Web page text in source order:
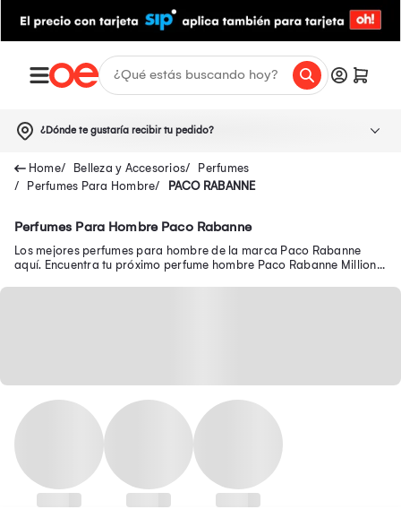
¿Dónde te gustaría recibir tu pedido?
Belleza y Accesorios
Perfumes
Perfumes Para Hombre
PACO RABANNE
Perfumes Para Hombre Paco Rabanne
Los mejores perfumes para hombre de la marca Paco Rabanne
aquí. Encuentra tu próximo perfume hombre Paco Rabanne Million,